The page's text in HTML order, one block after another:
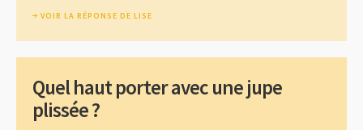
VOIR LA RÉPONSE DE LISE
Quel haut porter avec une jupe
plissée ?